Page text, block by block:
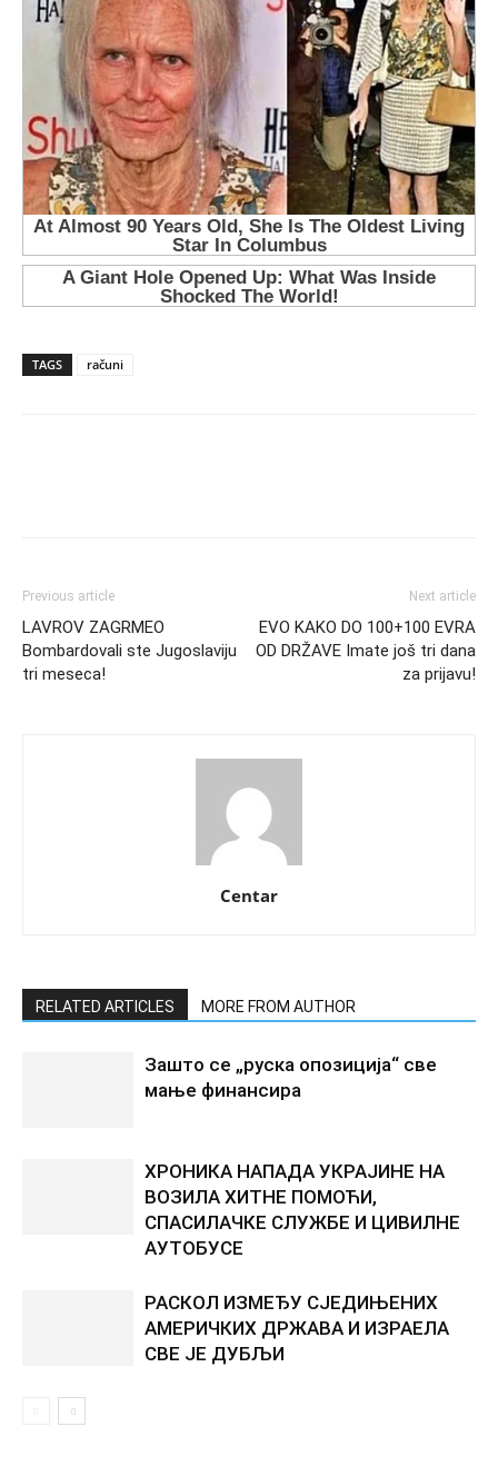
TAGS računi
Previous article
LAVROV ZAGRMEO
Bombardovali ste Jugoslaviju
tri meseca!
Next article
EVO KAKO DO 100+100 EVRA
OD DRŽAVE Imate još tri dana
za prijavu!
Centar
RELATED ARTICLES MORE FROM AUTHOR
Зашто се „руска опозиција“ све
мање финансира
ХРОНИКА НАПАДА УКРАЈИНЕ НА
ВОЗИЛА ХИТНЕ ПОМОЋИ,
СПАСИЛАЧКЕ СЛУЖБЕ И ЦИВИЛНЕ
АУТОБУСЕ
РАСКОЛ ИЗМЕЂУ СЈЕДИЊЕНИХ
АМЕРИЧКИХ ДРЖАВА И ИЗРАЕЛА
СВЕ ЈЕ ДУБЉИ